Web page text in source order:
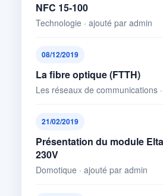
NFC 15-100
Technologie · ajouté par admin
08/12/2019
La fibre optique (FTTH)
Les réseaux de communications
21/02/2019
Présentation du module
230V
Domotique · ajouté par admin